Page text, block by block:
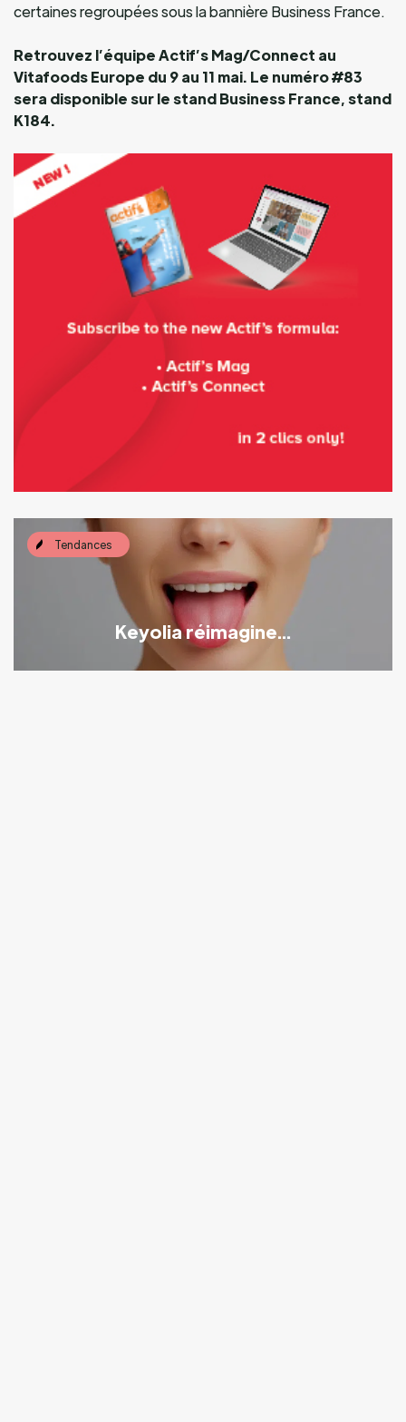
certaines regroupées sous la bannière Business France.
Retrouvez l’équipe Actif’s Mag/Connect au
Vitafoods Europe du 9 au 11 mai. Le numéro #83
sera disponible sur le stand Business France, stand
K184.
Tendances
Keyolia réimagine...